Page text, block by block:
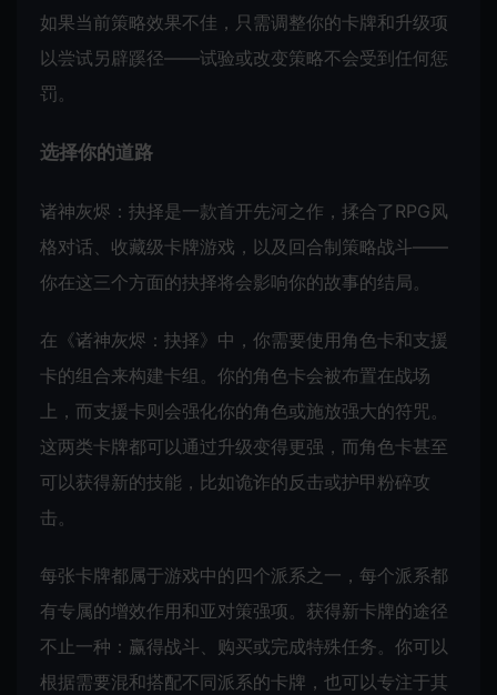
如果当前策略效果不佳，只需调整你的卡牌和升级项
以尝试另辟蹊径——试验或改变策略不会受到任何惩
罚。
选择你的道路
诸神灰烬：抉择是一款首开先河之作，揉合了RPG风
格对话、收藏级卡牌游戏，以及回合制策略战斗——
你在这三个方面的抉择将会影响你的故事的结局。
在《诸神灰烬：抉择》中，你需要使用角色卡和支援
卡的组合来构建卡组。你的角色卡会被布置在战场
上，而支援卡则会强化你的角色或施放强大的符咒。
这两类卡牌都可以通过升级变得更强，而角色卡甚至
可以获得新的技能，比如诡诈的反击或护甲粉碎攻
击。
每张卡牌都属于游戏中的四个派系之一，每个派系都
有专属的增效作用和亚对策强项。获得新卡牌的途径
不止一种：赢得战斗、购买或完成特殊任务。你可以
根据需要混和搭配不同派系的卡牌，也可以专注于其